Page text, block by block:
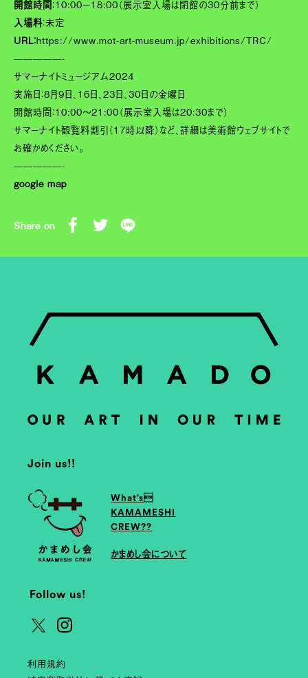
開館時間：10:00－18:00（展示室入場は閉館の30分前まで）
入場料：未定
URL：https://www.mot-art-museum.jp/exhibitions/TRC/
—————-
サマーナイトミュージアム2024
実施日：8月9日、16日、23日、30日の金曜日
開館時間：10:00～21:00（展示室入場は20:30まで）
サマーナイト観覧料割引（17時以降）など、詳細は美術館ウェブサイトで
お確かめください。
—————-
google map
Share on
Join us!!
What’s
KAMAMESHI
CREW??
かまめし会について
Follow us!
利用規約